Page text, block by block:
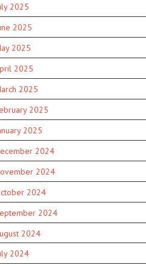
2025
2025
2025
2025
2025
2025
2025
2024
2024
2024
2024
2024
2024